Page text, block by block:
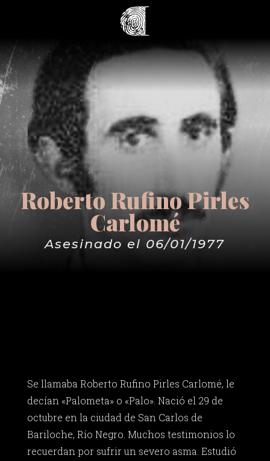
Roberto Rufino Pirles
Carlomé
Asesinado el 06/01/1977
Se llamaba Roberto Rufino Pirles Carlomé, le
decían «Palometa» o «Palo». Nació el 29 de
octubre en la ciudad de San Carlos de
Bariloche, Río Negro. Muchos testimonios lo
recuerdan por sufrir un severo asma. Estudió